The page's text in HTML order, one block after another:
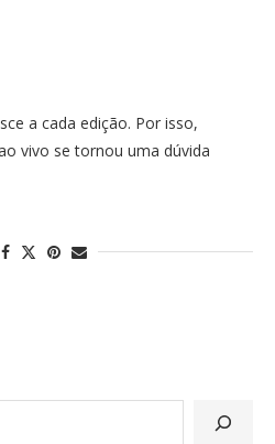
a cada edição. Por isso,
vivo se tornou uma dúvida